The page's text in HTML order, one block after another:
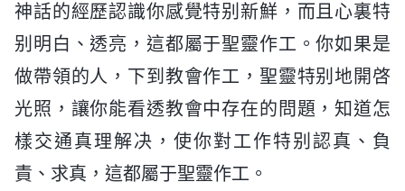
神話的經歷認識你感覺特别新鮮，而且心裏特
别明白、透亮，這都屬于聖靈作工。你如果是
做帶領的人，下到教會作工，聖靈特别地開啓
光照，讓你能看透教會中存在的問題，知道怎
樣交通真理解决，使你對工作特别認真、負
責、求真，這都屬于聖靈作工。